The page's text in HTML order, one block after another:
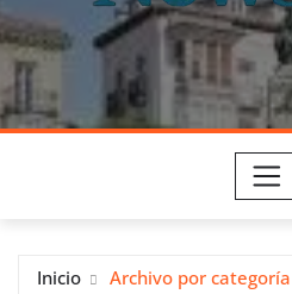
Inicio Archivo por